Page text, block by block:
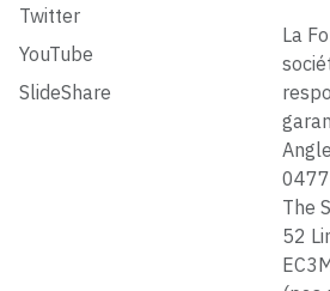
Twitter
YouTube
SlideShare
La
The
52